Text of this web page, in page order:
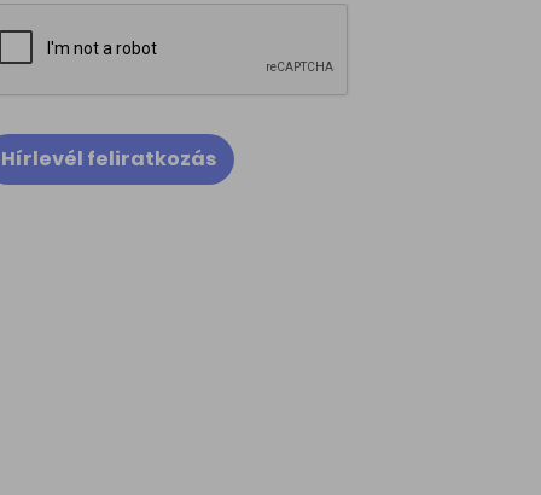
Hírlevél feliratkozás